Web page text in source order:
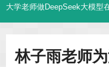
大学老师做DeepSeek大模型
林子雨老师